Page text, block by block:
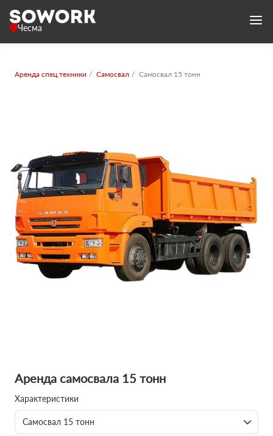
Чесма
Аренда спец.техники Самосвал Самосвал 15 тонн
Аренда самосвала 15 тонн
Характеристики
Самосвал 15 тонн